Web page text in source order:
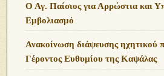
Ο Αγ. Παίσιος για Αρρώστια και
Εμβολιασμό
Ανακοίνωση διάψευσης ηχητικού
Γέροντος Ευθυμίου της Καψάλας